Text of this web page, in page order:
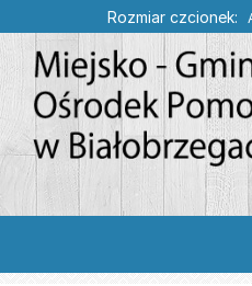
do
głównej
treści
do
wyszukiwarki
Rozmiar czcionek: